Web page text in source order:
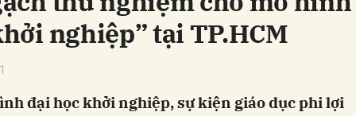
nghiệp” tại TP.HCM
đại học khởi nghiệp, sự kiện giáo dục phi lợi